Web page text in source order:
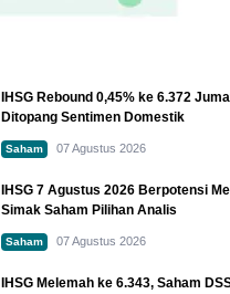
IHSG Rebound 0,45% ke 6.372
Ditopang Sentimen Domestik
Saham 07 Agustus 2026
IHSG 7 Agustus 2026 Berpotensi
Simak Saham Pilihan Analis
Saham 07 Agustus 2026
IHSG Melemah ke 6.343, Saham